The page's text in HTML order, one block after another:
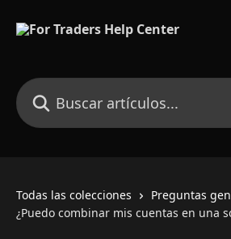
Buscar artículos...
Todas las colecciones
Preguntas
¿Puedo combinar mis cuentas en una